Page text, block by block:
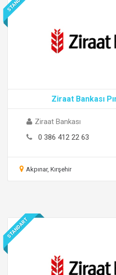
Ziraat Bankası
Ziraat Bankası
0 386 412 22 63
Akpınar, Kırşehir
STANDART